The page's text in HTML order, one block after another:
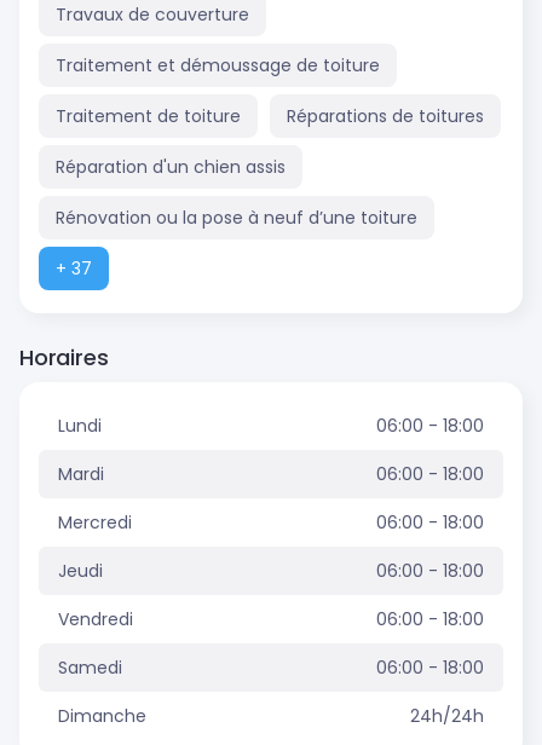
Travaux de couverture
Traitement et démoussage de toiture
Traitement de toiture Réparations de toitures
Réparation d'un chien assis
Rénovation ou la pose à neuf d’une toiture
+ 37
Horaires
Lundi
06:00 - 18:00
Mardi
06:00 - 18:00
Mercredi
06:00 - 18:00
Jeudi
06:00 - 18:00
Vendredi
06:00 - 18:00
Samedi
06:00 - 18:00
Dimanche
24h/24h